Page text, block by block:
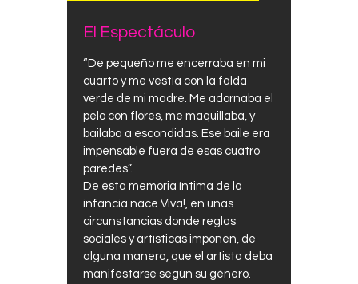
El Espectáculo
“De pequeño me encerraba en mi
cuarto y me vestía con la falda
verde de mi madre. Me adornaba el
pelo con flores, me maquillaba, y
bailaba a escondidas. Ese baile era
impensable fuera de esas cuatro
paredes”.
De esta memoria íntima de la
infancia nace Viva!, en unas
circunstancias donde reglas
sociales y artísticas imponen, de
alguna manera, que el artista deba
manifestarse según su género.